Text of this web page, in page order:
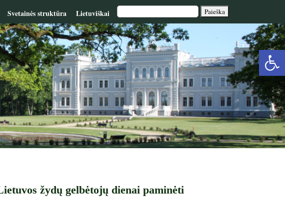
Svetainės struktūra Lietuviškai
žydų gelbėtojų dienai paminėti